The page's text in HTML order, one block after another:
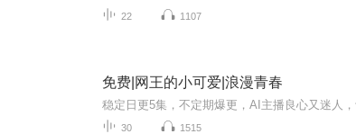
22 1107
免费|网王的小可爱|浪漫青春
30 1515